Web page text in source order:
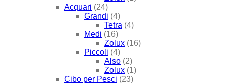
Acquari (24)
Grandi (4)
Tetra (4)
Medi (16)
Zolux (16)
Piccoli (4)
Also (2)
Zolux (1)
Cibo per Pesci (23)